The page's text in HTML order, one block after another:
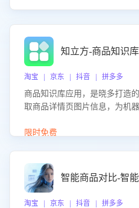
知立方-商品知识库
淘宝 | 京东 | 抖音 | 拼多多
商品知识库应用，是晓多打造
取商品详情页图片信息，为机
限时免费
智能商品对比-智
淘宝 | 京东 | 抖音 | 拼多多